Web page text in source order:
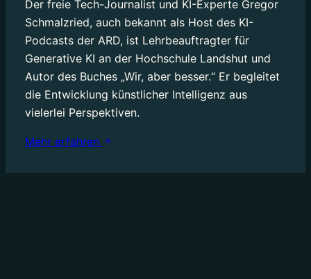
Der freie Tech-Journalist und KI-Experte Gregor
Schmalzried, auch bekannt als Host des KI-
Podcasts der ARD, ist Lehrbeauftragter für
Generative KI an der Hochschule Landshut und
Autor des Buches „Wir, aber besser.“ Er begleitet
die Entwicklung künstlicher Intelligenz aus
Mehr erfahren